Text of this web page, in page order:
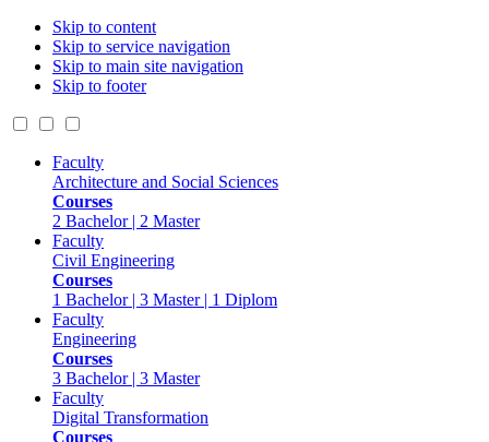
Skip to content
Skip to service navigation
Skip to main site navigation
Skip to footer
Faculty
Architecture and Social Sciences
Courses
2 Bachelor | 2 Master
Faculty
Civil Engineering
Courses
1 Bachelor | 3 Master | 1 Diplom
Faculty
Engineering
Courses
3 Bachelor | 3 Master
Faculty
Digital Transformation
Courses